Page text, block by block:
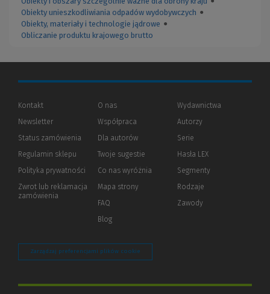
Obiekty unieszkodliwiania odpadów wydobywczych ●
Obiekty, materiały i technologie jądrowe ●
Obliczanie produktu krajowego brutto
Kontakt
Newsletter
Status zamówienia
Regulamin sklepu
Polityka prywatności (Nowe
(Link
innej
Zwrot lub reklamacja
zamówienia
O nas
Współpraca
Dla autorów(Nowe
(Link
innej
Twoje sugestie
Co nas wyróżnia
Mapa strony
FAQ
Blog
Wydawnictwa
Autorzy
Serie
Hasła LEX
Segmenty
Rodzaje
Zawody
Zarządzaj preferencjami plików cookie